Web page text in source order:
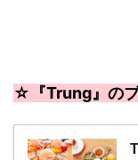
☆『Trung』の